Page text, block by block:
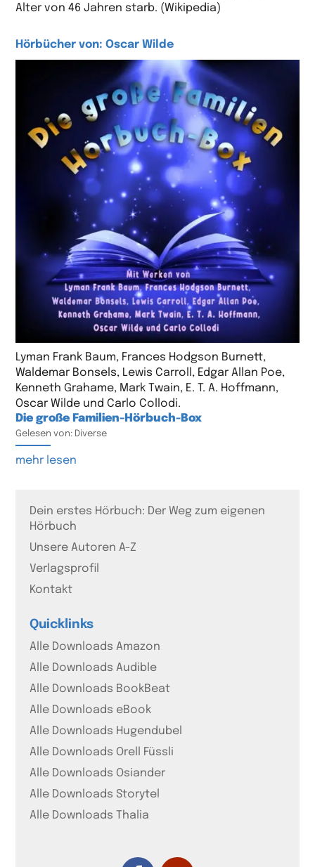
Alter von 46 Jahren starb. (Wikipedia)
Hörbücher von: Oscar Wilde
Lyman Frank Baum, Frances Hodgson Burnett,
Waldemar Bonsels, Lewis Carroll, Edgar Allan Poe,
Kenneth Grahame, Mark Twain, E. T. A. Hoffmann,
Oscar Wilde und Carlo Collodi.
Die große Familien-Hörbuch-Box
Gelesen von: Diverse
mehr lesen
Dein erstes Hörbuch: Der Weg zum eigenen
Hörbuch
Unsere Autoren A-Z
Verlagsprofil
Kontakt
Quicklinks
Alle Downloads Amazon
Alle Downloads Audible
Alle Downloads BookBeat
Alle Downloads eBook
Alle Downloads Hugendubel
Alle Downloads Orell Füssli
Alle Downloads Osiander
Alle Downloads Storytel
Alle Downloads Thalia